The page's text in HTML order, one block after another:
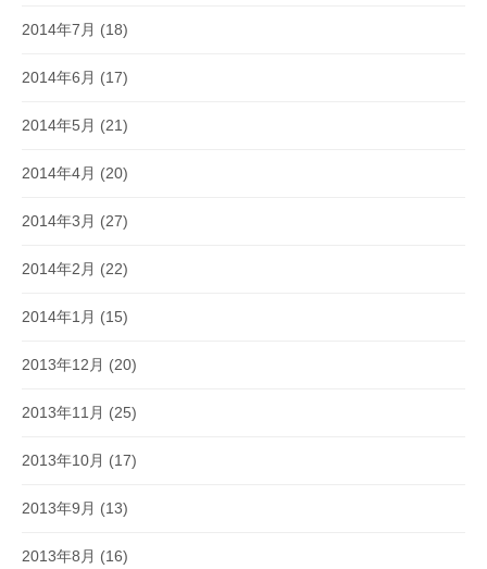
2014年7月 (18)
2014年6月 (17)
2014年5月 (21)
2014年4月 (20)
2014年3月 (27)
2014年2月 (22)
2014年1月 (15)
2013年12月 (20)
2013年11月 (25)
2013年10月 (17)
2013年9月 (13)
2013年8月 (16)